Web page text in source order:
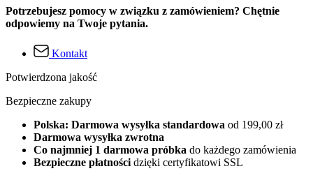
Potrzebujesz pomocy w związku z zamówieniem? Chętnie
odpowiemy na Twoje pytania.
Kontakt
Potwierdzona jakość
Bezpieczne zakupy
Polska: Darmowa wysyłka standardowa od 199,00 zł
Darmowa wysyłka zwrotna
Co najmniej 1 darmowa próbka do każdego zamówienia
Bezpieczne płatności dzięki certyfikatowi SSL